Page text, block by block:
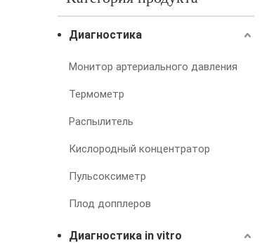
Диагностика
Монитор артериального давления
Термометр
Распылитель
Кислородный концентратор
Пульсоксиметр
Плод допплеров
Диагностика in vitro